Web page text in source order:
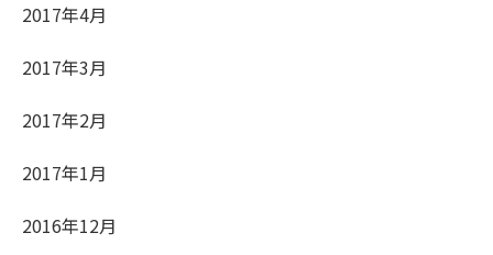
2017年4月
2017年3月
2017年2月
2017年1月
2016年12月